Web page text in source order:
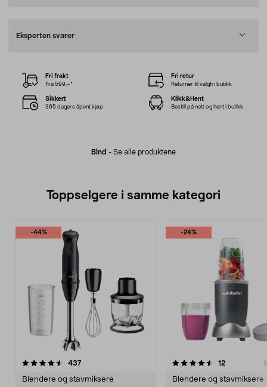
Eksperten svarer
Blnd - Se alle produktene
Fri frakt
Fra 599,–*
Fri retur
Returner til valgfri butikk
Sikkert
365 dagers åpent kjøp
Klikk&Hent
Bestill på nett og hent i butikk
Toppselgere i samme kategori
-44%
437anmeldelser
Blendere og stavmiksere
-24%
4.5 av 5 stjerner 12 anmeldelser
Blendere og stavmiksere
4.5 av 5 stjerner